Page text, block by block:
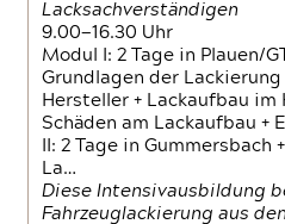
Lacksachverständigen
9.00—16.30 Uhr
Modul I: 2 Tage in Plauen/
Grundlagen der
Hersteller + Lackaufbau im
Schäden am Lackaufbau +
II: 2 Tage in Gummersbach
La…
Diese Intensivausbildung
Fahrzeuglackierung aus